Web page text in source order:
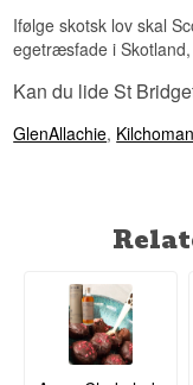
Ifølge skotsk lov skal
egetræsfade i
Kan du lide St
GlenAllachie, Kilchoman